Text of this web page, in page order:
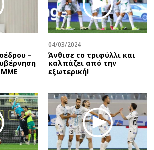
–
ΜΜΕ
04/03/2024
Άνθισε το τριφύλλι και
καλπάζει από την
εξωτερική!